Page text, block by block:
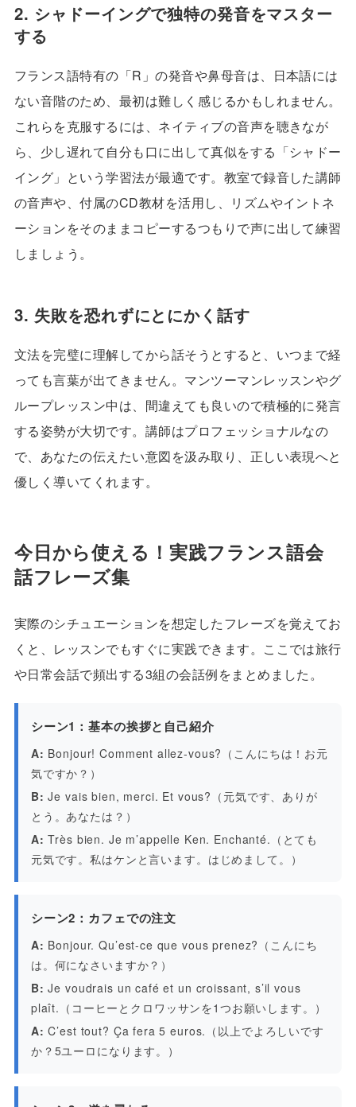
2. シャドーイングで独特の発音をマスター
する
フランス語特有の「R」の発音や鼻母音は、日本語には
ない音階のため、最初は難しく感じるかもしれません。
これらを克服するには、ネイティブの音声を聴きなが
ら、少し遅れて自分も口に出して真似をする「シャドー
イング」という学習法が最適です。教室で録音した講師
の音声や、付属のCD教材を活用し、リズムやイントネ
ーションをそのままコピーするつもりで声に出して練習
しましょう。
3. 失敗を恐れずにとにかく話す
文法を完璧に理解してから話そうとすると、いつまで経
っても言葉が出てきません。マンツーマンレッスンやグ
ループレッスン中は、間違えても良いので積極的に発言
する姿勢が大切です。講師はプロフェッショナルなの
で、あなたの伝えたい意図を汲み取り、正しい表現へと
優しく導いてくれます。
今日から使える！実践フランス語会
話フレーズ集
実際のシチュエーションを想定したフレーズを覚えてお
くと、レッスンでもすぐに実践できます。ここでは旅行
や日常会話で頻出する3組の会話例をまとめました。
シーン1：基本の挨拶と自己紹介
A: Bonjour! Comment allez-vous?（こんにちは！お元
気ですか？）
B: Je vais bien, merci. Et vous?（元気です、ありが
とう。あなたは？）
A: Très bien. Je m’appelle Ken. Enchanté.（とても
元気です。私はケンと言います。はじめまして。）
シーン2：カフェでの注文
A: Bonjour. Qu’est-ce que vous prenez?（こんにち
は。何になさいますか？）
B: Je voudrais un café et un croissant, s’il vous
plaît.（コーヒーとクロワッサンを1つお願いします。）
A: C’est tout? Ça fera 5 euros.（以上でよろしいです
か？5ユーロになります。）